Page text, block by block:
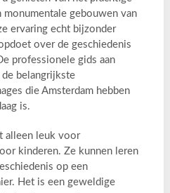
monumentale gebouwen van
ervaring echt bijzonder
over de geschiedenis
professionele gids aan
belangrijkste
die Amsterdam hebben
is.
alleen leuk voor
kinderen. Ze kunnen leren
op een
Het is een geweldige